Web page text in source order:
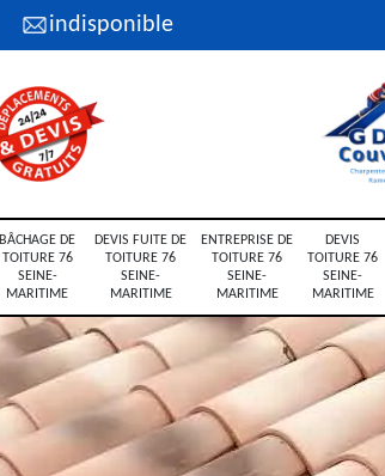
indisponible
BÂCHAGE DE
TOITURE 76
SEINE-
MARITIME
DEVIS FUITE DE
TOITURE 76
SEINE-
MARITIME
ENTREPRISE DE
TOITURE 76
SEINE-
MARITIME
DEVIS
TOITURE 76
SEINE-
MARITIME